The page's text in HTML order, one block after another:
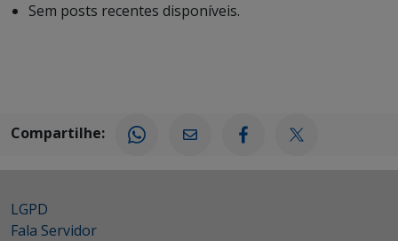
Sem posts recentes disponíveis.
Compartilhe:
LGPD
Fala Servidor